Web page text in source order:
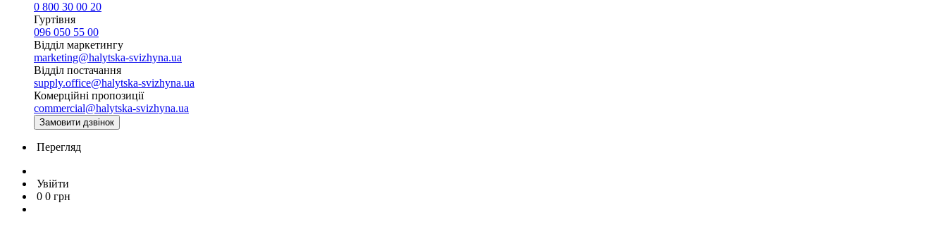
0 800 30 00 20
Гуртівня
096 050 55 00
Відділ маркетингу
marketing@halytska-svizhyna.ua
Відділ постачання
supply.office@halytska-svizhyna.ua
Комерційні пропозиції
commercial@halytska-svizhyna.ua
Замовити дзвінок
Перегляд
Увійти
0 0 грн